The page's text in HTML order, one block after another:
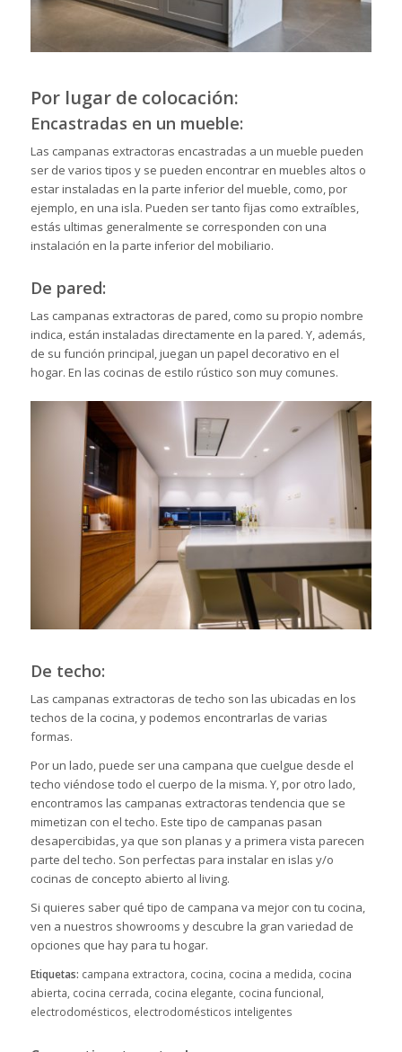
Por lugar de colocación:
Encastradas en un mueble:
Las campanas extractoras encastradas a un mueble pueden
ser de varios tipos y se pueden encontrar en muebles altos o
estar instaladas en la parte inferior del mueble, como, por
ejemplo, en una isla. Pueden ser tanto fijas como extraíbles,
estás ultimas generalmente se corresponden con una
instalación en la parte inferior del mobiliario.
De pared:
Las campanas extractoras de pared, como su propio nombre
indica, están instaladas directamente en la pared. Y, además,
de su función principal, juegan un papel decorativo en el
hogar. En las cocinas de estilo rústico son muy comunes.
De techo:
Las campanas extractoras de techo son las ubicadas en los
techos de la cocina, y podemos encontrarlas de varias
formas.
Por un lado, puede ser una campana que cuelgue desde el
techo viéndose todo el cuerpo de la misma. Y, por otro lado,
encontramos las campanas extractoras tendencia que se
mimetizan con el techo. Este tipo de campanas pasan
desapercibidas, ya que son planas y a primera vista parecen
parte del techo. Son perfectas para instalar en islas y/o
cocinas de concepto abierto al living.
Si quieres saber qué tipo de campana va mejor con tu cocina,
ven a nuestros showrooms y descubre la gran variedad de
opciones que hay para tu hogar.
Etiquetas: campana extractora cocina cocina a medida cocina
abierta cocina cerrada cocina elegante cocina funcional
electrodomésticos electrodomésticos inteligentes